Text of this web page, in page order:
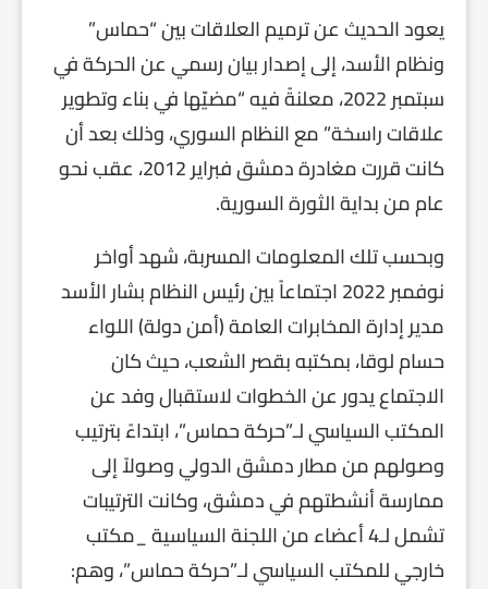
يعود الحديث عن ترميم العلاقات بين “حماس”
ونظام الأسد، إلى إصدار بيان رسمي عن الحركة في
سبتمبر 2022، معلنةً فيه “مضيّها في بناء وتطوير
علاقات راسخة” مع النظام السوري، وذلك بعد أن
كانت قررت مغادرة دمشق فبراير 2012، عقب نحو
عام من بداية الثورة السورية.
وبحسب تلك المعلومات المسربة، شهد أواخر
نوفمبر 2022 اجتماعاً بين رئيس النظام بشار الأسد
مدير إدارة المخابرات العامة (أمن دولة) اللواء
حسام لوقا، بمكتبه بقصر الشعب، حيث كان
الاجتماع يدور عن الخطوات لاستقبال وفد عن
المكتب السياسي لـ”حركة حماس”، ابتداءً بترتيب
وصولهم من مطار دمشق الدولي وصولاً إلى
ممارسة أنشطتهم في دمشق، وكانت الترتيبات
تشمل لـ4 أعضاء من اللجنة السياسية _مكتب
خارجي للمكتب السياسي لـ”حركة حماس”، وهم: